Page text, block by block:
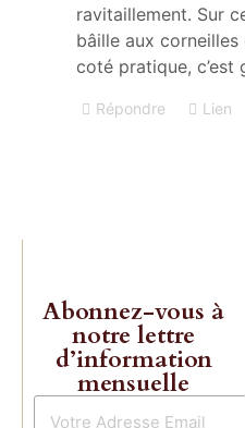
ravitaillement. Sur
bâille aux corneilles
coté pratique, c’est
Répondre Lien
Abonnez-vous à
notre lettre
d’information
mensuelle